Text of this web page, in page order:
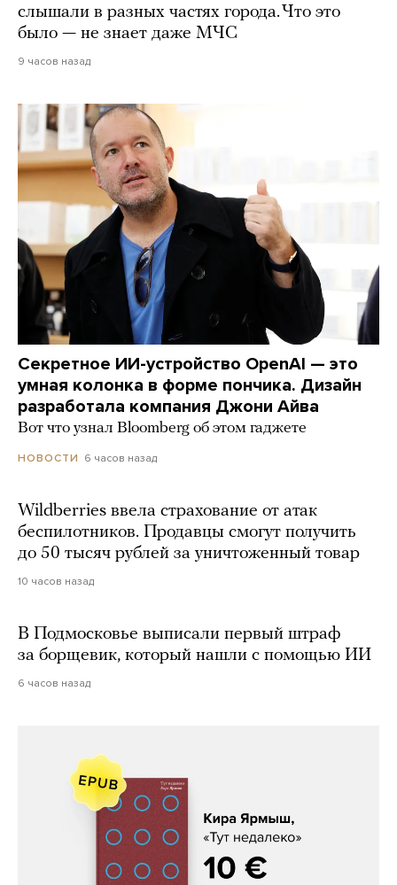
слышали в разных частях города. Что это
было — не знает даже МЧС
9 часов назад
Секретное ИИ-устройство OpenAI — это
умная колонка в форме пончика. Дизайн
разработала компания Джони Айва
Вот что узнал Bloomberg об этом гаджете
НОВОСТИ 6 часов назад
Wildberries ввела страхование от атак
беспилотников. Продавцы смогут получить
до 50 тысяч рублей за уничтоженный товар
10 часов назад
В Подмосковье выписали первый штраф
за борщевик, который нашли с помощью ИИ
6 часов назад